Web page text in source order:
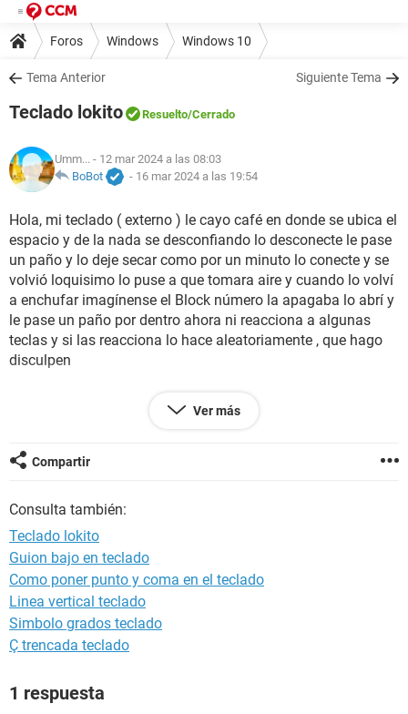
Foros Windows Windows 10
Tema Anterior Siguiente Tema
Teclado lokito Resuelto/Cerrado
Umm... - 12 mar 2024 a las 08:03
BoBot
- 16 mar 2024 a las 19:54
Hola, mi teclado ( externo ) le cayo café en donde se ubica el
espacio y de la nada se desconfiando lo desconecte le pase
un paño y lo deje secar como por un minuto lo conecte y se
volvió loquisimo lo puse a que tomara aire y cuando lo volví
a enchufar imagínense el Block número la apagaba lo abrí y
le pase un paño por dentro ahora ni reacciona a algunas
teclas y si las reacciona lo hace aleatoriamente , que hago
disculpen
Ver más
Compartir
Consulta también:
Teclado lokito
Guion bajo en teclado
Como poner punto y coma en el teclado
Linea vertical teclado
Simbolo grados teclado
Ç trencada teclado
1 respuesta